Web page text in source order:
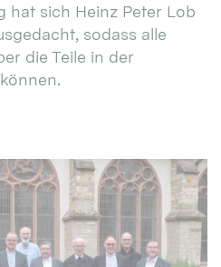
hat sich Heinz Peter Lob
sodass alle
die Teile in der